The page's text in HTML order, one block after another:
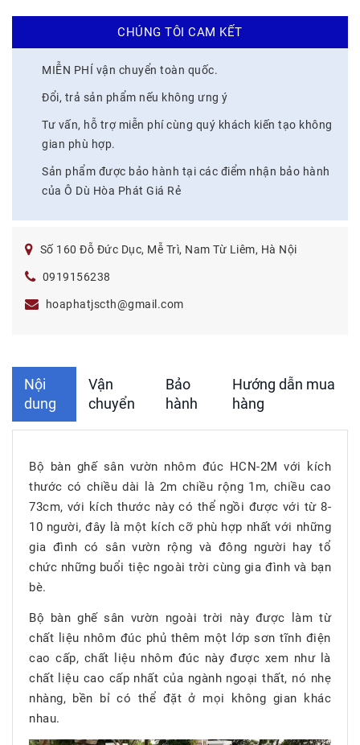
CHÚNG TÔI CAM KẾT
MIỄN PHÍ vận chuyển toàn quốc.
Đổi, trả sản phẩm nếu không ưng ý
Tư vấn, hỗ trợ miễn phí cùng quý khách kiến tạo không
gian phù hợp.
Sản phẩm được bảo hành tại các điểm nhận bảo hành
của Ô Dù Hòa Phát Giá Rẻ
Số 160 Đỗ Đức Dục, Mễ Trì, Nam Từ Liêm, Hà Nội
0919156238
hoaphatjscth@gmail.com
Nội
dung
Vận
chuyển
Bảo
hành
Hướng dẫn mua
hàng
Bộ bàn ghế sân vườn nhôm đúc HCN-2M với kích
thước có chiều dài là 2m chiều rộng 1m, chiều cao
73cm, với kích thước này có thể ngồi được với từ 8-
10 người, đây là một kích cỡ phù hợp nhất với những
gia đình có sân vườn rộng và đông người hay tổ
chức những buổi tiệc ngoài trời cùng gia đình và bạn
bè.
Bộ bàn ghế sân vườn ngoài trời này được làm từ
chất liệu nhôm đúc phủ thêm một lớp sơn tĩnh điện
cao cấp, chất liệu nhôm đúc này được xem như là
chất liệu cao cấp nhất của ngành ngoại thất, nó nhẹ
nhàng, bền bỉ có thể đặt ở mọi không gian khác
nhau.